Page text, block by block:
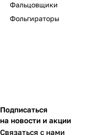
Фальцовщики
Фольгираторы
Подписаться
на новости и акции
Связаться с нами